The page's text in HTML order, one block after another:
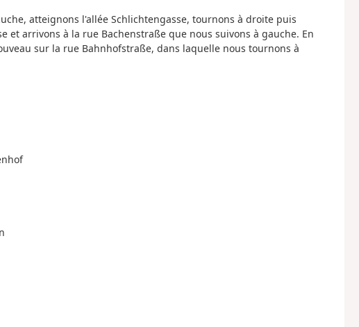
atteignons l'allée Schlichtengasse, tournons à droite puis
et arrivons à la rue Bachenstraße que nous suivons à gauche. En
sur la rue Bahnhofstraße, dans laquelle nous tournons à